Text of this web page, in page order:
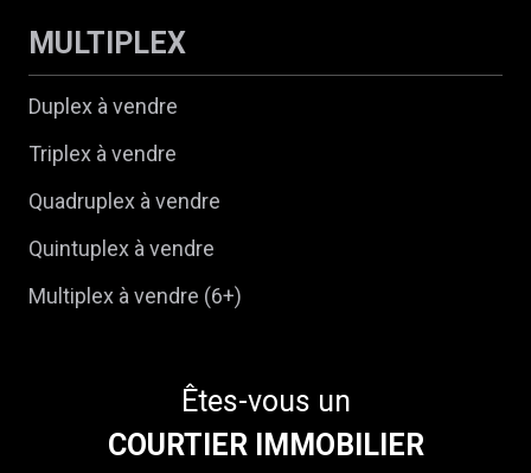
MULTIPLEX
Duplex à vendre
Triplex à vendre
Quadruplex à vendre
Quintuplex à vendre
Multiplex à vendre (6+)
Êtes-vous un
COURTIER IMMOBILIER